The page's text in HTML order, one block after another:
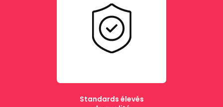
Standards élevés